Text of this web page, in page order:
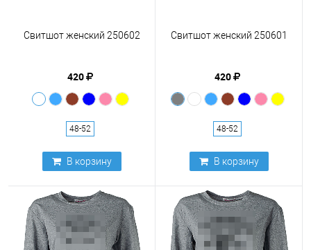
Свитшот женский 250602
420
48-52
В корзину
Свитшот женский 250601
420
48-52
В корзину